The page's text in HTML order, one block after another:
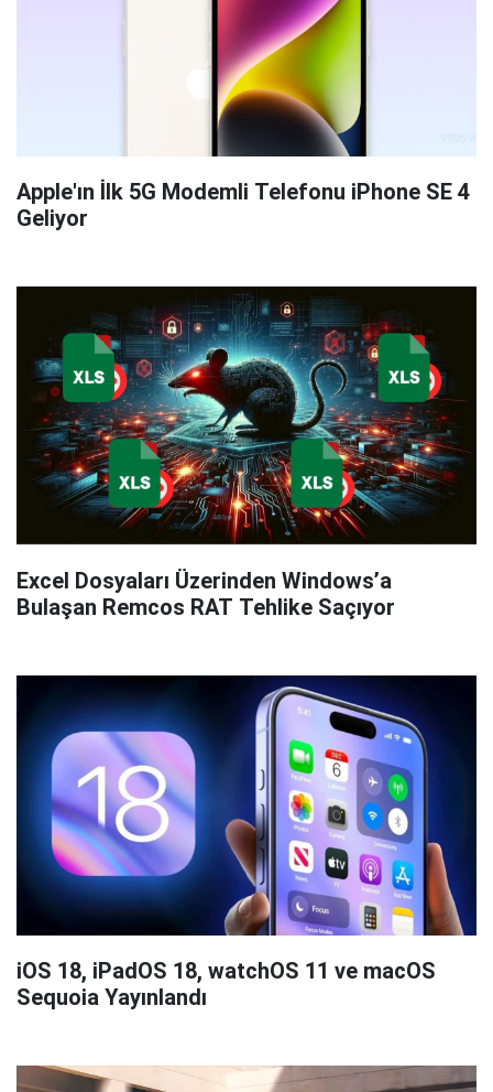
Apple'ın İlk 5G Modemli Telefonu iPhone SE 4
Geliyor
Excel Dosyaları Üzerinden Windows’a
Bulaşan Remcos RAT Tehlike Saçıyor
iOS 18, iPadOS 18, watchOS 11 ve macOS
Sequoia Yayınlandı